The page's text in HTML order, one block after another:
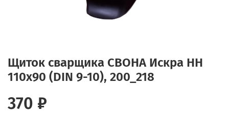
Щиток сварщика СВОНА Искра НН
110х90 (DIN 9-10), 200_218
370 ₽